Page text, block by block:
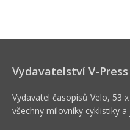
Vydavatelství V-Press
Vydavatel časopisů Velo, 53
všechny milovníky cyklistiky a